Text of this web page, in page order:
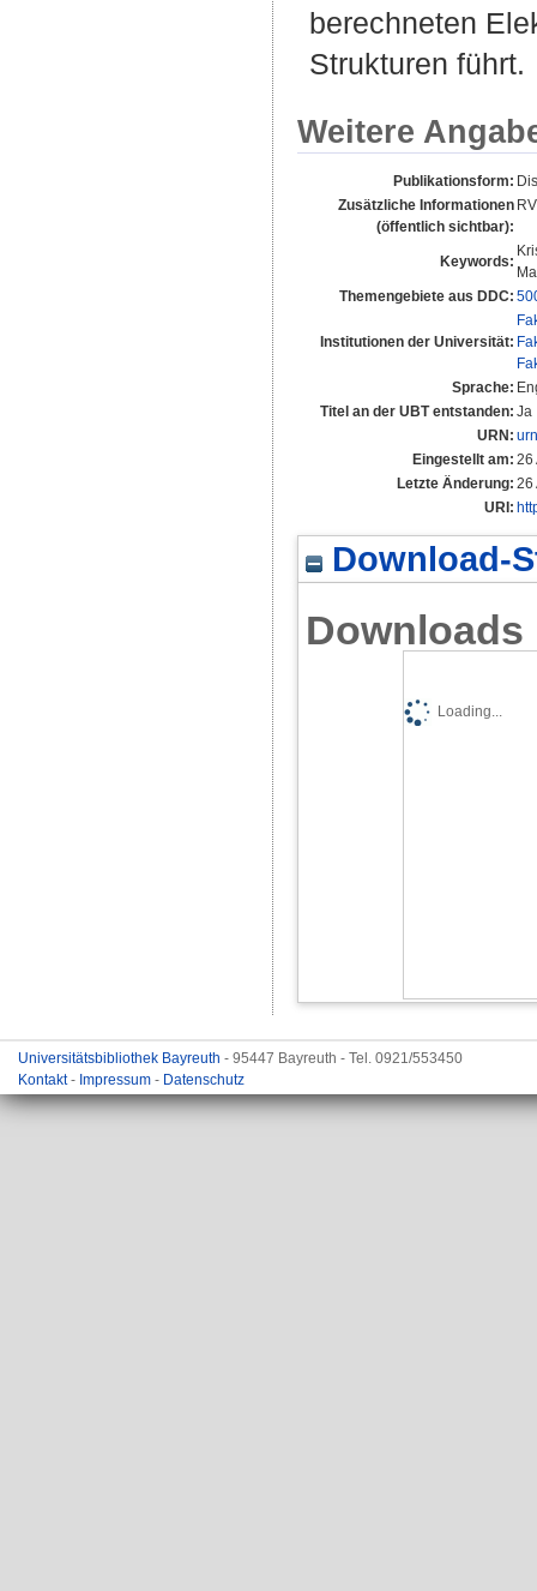
berechneten
Strukturen führt.
Weitere
Publikationsform:
Zusätzliche Informationen
(öffentlich sichtbar):
Keywords:
Themengebiete aus DDC:
Institutionen der Universität:
Sprache:
Titel an der UBT entstanden: Ja
URN:
Eingestellt am: 26
Letzte Änderung: 26
URI:
Download-
Downloads
Loading...
Universitätsbibliothek Bayreuth - 95447 Bayreuth - Tel. 0921/553450
Kontakt- Impressum - Datenschutz